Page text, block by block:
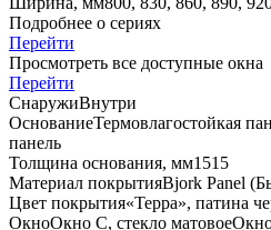
Подробнее о сериях
Перейти
Просмотреть все доступные окна
Перейти
СнаружиВнутри
ОснованиеТермовлагостойкая
панель
Толщина основания, мм1515
Материал покрытияBjork Panel
Цвет покрытия«Терра», патина
ОкноОкно C, стекло матовое